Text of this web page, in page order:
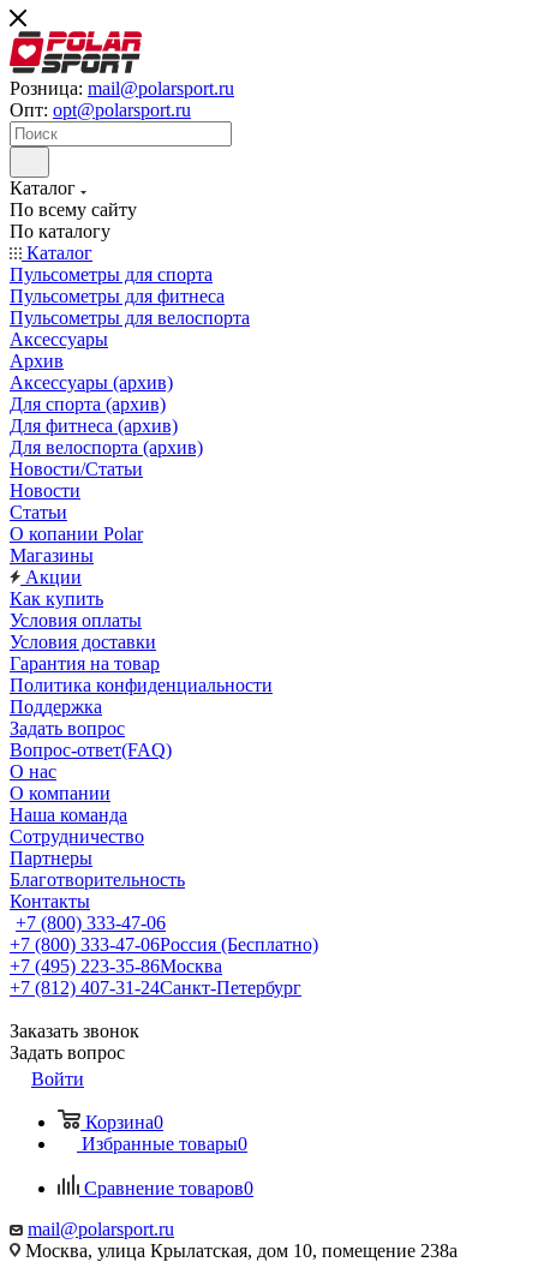
Розница: mail@polarsport.ru
Опт: opt@polarsport.ru
Каталог
По всему сайту
По каталогу
Каталог
Пульсометры для спорта
Пульсометры для фитнеса
Пульсометры для велоспорта
Аксессуары
Архив
Аксессуары (архив)
Для спорта (архив)
Для фитнеса (архив)
Для велоспорта (архив)
Новости/Статьи
Новости
Статьи
О копании Polar
Магазины
Акции
Как купить
Условия оплаты
Условия доставки
Гарантия на товар
Политика конфиденциальности
Поддержка
Задать вопрос
Вопрос-ответ(FAQ)
О нас
О компании
Наша команда
Сотрудничество
Партнеры
Благотворительность
Контакты
+7 (800) 333-47-06
+7 (800) 333-47-06Россия (Бесплатно)
+7 (495) 223-35-86Москва
+7 (812) 407-31-24Санкт-Петербург
Заказать звонок
Задать вопрос
Войти
Корзина0
Избранные товары0
Сравнение товаров0
mail@polarsport.ru
Москва, улица Крылатская, дом 10, помещение 238а